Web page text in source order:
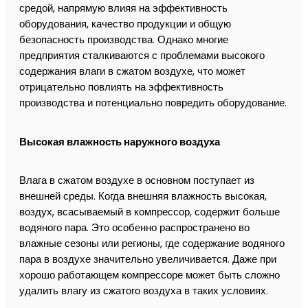
средой, напрямую влияя на эффективность
оборудования, качество продукции и общую
безопасность производства. Однако многие
предприятия сталкиваются с проблемами высокого
содержания влаги в сжатом воздухе, что может
отрицательно повлиять на эффективность
производства и потенциально повредить оборудование.
Высокая влажность наружного воздуха
Влага в сжатом воздухе в основном поступает из
внешней среды. Когда внешняя влажность высокая,
воздух, всасываемый в компрессор, содержит больше
водяного пара. Это особенно распространено во
влажные сезоны или регионы, где содержание водяного
пара в воздухе значительно увеличивается. Даже при
хорошо работающем компрессоре может быть сложно
удалить влагу из сжатого воздуха в таких условиях.